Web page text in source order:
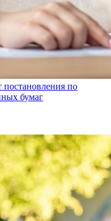
постановления по
бумаг